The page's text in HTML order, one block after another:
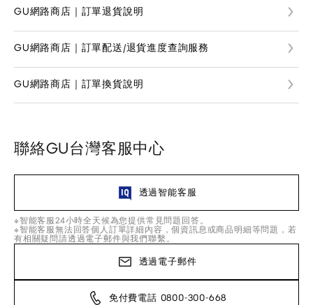
GU網路商店｜訂單退貨說明
GU網路商店｜訂單配送/退貨進度查詢服務
GU網路商店｜訂單換貨說明
聯絡GU台灣客服中心
透過智能客服
※智能客服24小時全天候為您提供常見問題回答。
※智能客服無法回答個人訂單詳細內容，個資訊息或商品明細等問題，若
有相關疑問請透過電子郵件與我們聯繫。
透過電子郵件
免付費電話 0800-300-668